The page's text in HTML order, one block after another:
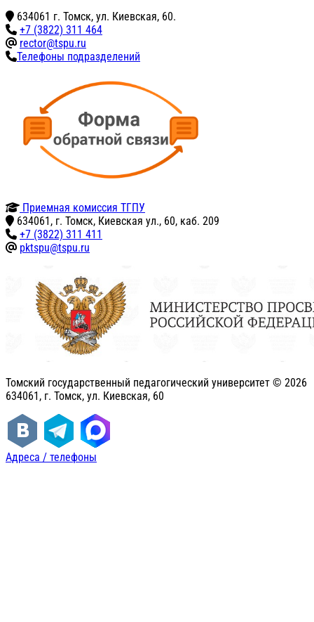
634061 г. Томск, ул. Киевская, 60.
+7 (3822) 311 464
rector@tspu.ru
Телефоны подразделений
Приемная комиссия ТГПУ
634061, г. Томск, Киевская ул., 60, каб. 209
+7 (3822) 311 411
pktspu@tspu.ru
Томский государственный педагогический университет © 2026
634061, г. Томск, ул. Киевская, 60
Адреса / телефоны